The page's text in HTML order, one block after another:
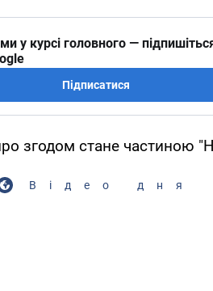
у курсі головного —
Підписатися
згодом стане частиною
Відео дня